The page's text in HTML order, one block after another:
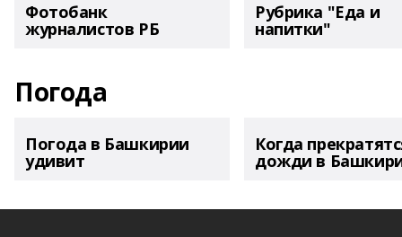
Фотобанк
журналистов РБ
Рубрика "Еда и
напитки"
Погода
Погода в Башкирии
удивит
Когда
дожди в